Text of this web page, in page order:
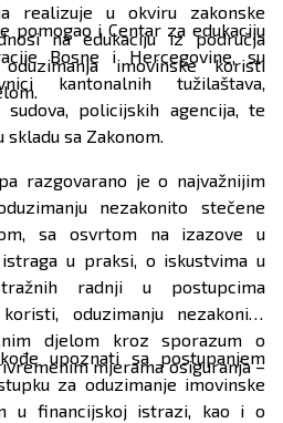
realizuje u okviru zakonske
na edukaciju iz područja
imovinske koristi
pomogao i Centar za edukaciju
Bosne i Hercegovine, su
kantonalnih tužilaštava,
policijskih agencija, te
sa Zakonom.
razgovarano je o najvažnijim
nezakonito stečene
sa osvrtom na izazove u
u praksi, o iskustvima u
radnji u postupcima
oduzimanju nezakonito
djelom kroz sporazum o
mjerama osiguranja –
upoznati sa postupanjem
za oduzimanje imovinske
u financijskoj istrazi, kao i o